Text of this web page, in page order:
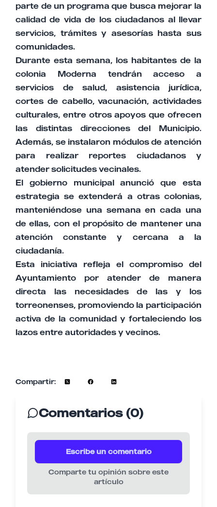
parte de un programa que busca mejorar la
calidad de vida de los ciudadanos al llevar
servicios, trámites y asesorías hasta sus
comunidades.
Durante esta semana, los habitantes de la
colonia Moderna tendrán acceso a
servicios de salud, asistencia jurídica,
cortes de cabello, vacunación, actividades
culturales, entre otros apoyos que ofrecen
las distintas direcciones del Municipio.
Además, se instalaron módulos de atención
para realizar reportes ciudadanos y
atender solicitudes vecinales.
El gobierno municipal anunció que esta
estrategia se extenderá a otras colonias,
manteniéndose una semana en cada una
de ellas, con el propósito de mantener una
atención constante y cercana a la
ciudadanía.
Esta iniciativa refleja el compromiso del
Ayuntamiento por atender de manera
directa las necesidades de las y los
torreonenses, promoviendo la participación
activa de la comunidad y fortaleciendo los
lazos entre autoridades y vecinos.
Compartir:
Comentarios (0)
Escribe un comentario
Comparte tu opinión sobre este
artículo